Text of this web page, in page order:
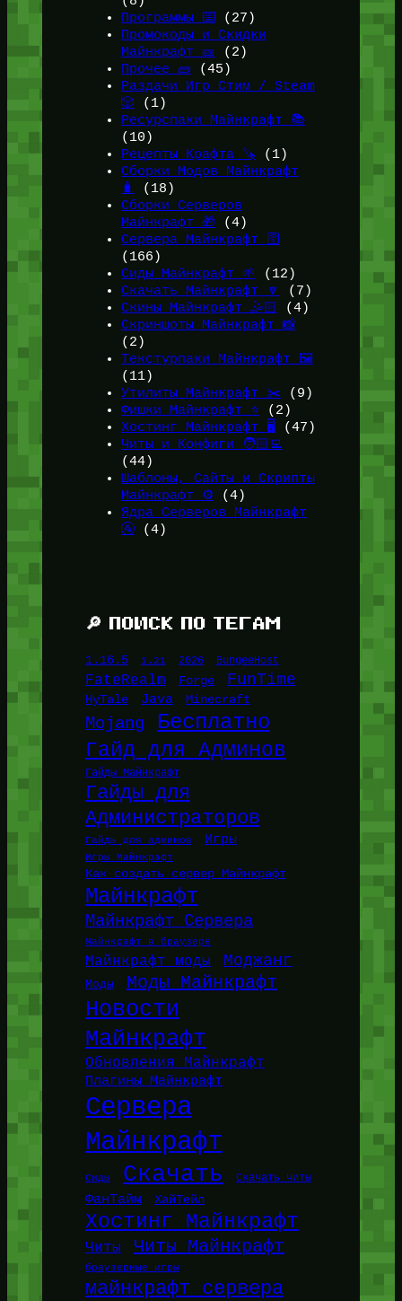
Программы ⌨️ (27)
Промокоды и Скидки
Майнкрафт 🎫
(2)
Прочее 🧱 (45)
Раздачи Игр Стим / Steam
🎲 (1)
Ресурспаки Майнкрафт 📚
(10)
Рецепты Крафта 🪚 (1)
Сборки Модов Майнкрафт
🧳
(18)
Сборки Серверов
Майнкрафт 🎁 (4)
Сервера Майнкрафт 🛜
(166)
Сиды Майнкрафт 🌱
(12)
Скачать Майнкрафт 🔽
(7)
Скины Майнкрафт 🤹🏻
(4)
Скриншоты Майнкрафт 📸
(2)
Текстурпаки Майнкрафт 🖼️
(11)
Утилиты Майнкрафт ✂️ (9)
Фишки Майнкрафт ⭐(2)
Хостинг Майнкрафт 🖥️ (47)
Читы и Конфиги 🧑🏻‍💻
(44)
Шаблоны, Сайты и Скрипты
Майнкрафт ⚙️ (4)
Ядра Серверов Майнкрафт
🚰(4)
🔎 ПОИСК ПО ТЕГАМ
1.16.5 1.21 2026 BungeeHost
FateRealm Forge FunTime
HyTale Java Minecraft
Mojang Бесплатно
Гайд для Админов
Гайды Майнкрафт
Гайды для
Администраторов
Гайды для админов Игры
Игры Майнкрафт
Как создать сервер Майнкрафт
Майнкрафт
Майнкрафт Сервера
Майнкрафт в браузере
Майнкрафт моды Моджанг
Моды Моды Майнкрафт
Новости
Майнкрафт
Обновления Майнкрафт
Плагины Майнкрафт
Сервера
Майнкрафт
Сиды Скачать Скачать читы
ФанТайм ХайТейл
Хостинг Майнкрафт
Читы Читы Майнкрафт
браузерные игры
майнкрафт сервера